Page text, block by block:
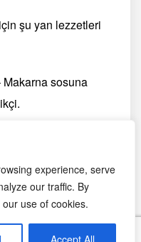
experience, serve
our traffic. By
use of cookies.
Accept All
şu yan lezzetleri
Makarna sosuna
yoğurtlu köz